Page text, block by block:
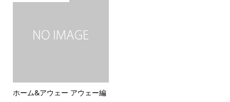
ホーム&アウェー アウェー編